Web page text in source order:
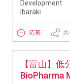
Development
Ibaraki
応募
【富山】
BioPharma